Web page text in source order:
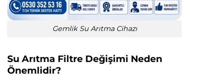
Gemlik Su Arıtma Cihazı
Su Arıtma Filtre Değişimi Neden
Önemlidir?